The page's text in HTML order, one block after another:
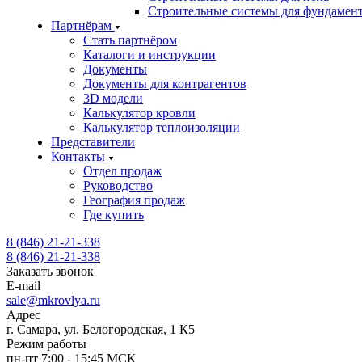
Строительные системы для
Партнёрам
Стать партнёром
Каталоги и инструкции
Документы
Документы для контрагентов
3D модели
Калькулятор кровли
Калькулятор теплоизоляции
Представители
Контакты
Отдел продаж
Руководство
География продаж
Где купить
8 (846) 21-21-338
8 (846) 21-21-338
Заказать звонок
E-mail
sale@mkrovlya.ru
Адрес
г. Самара, ул. Белогородская, 1 К5
Режим работы
пн-пт 7:00 - 15:45 МСК